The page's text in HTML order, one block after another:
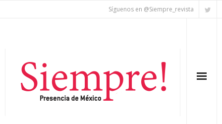
Síguenos en @Siempre_revista